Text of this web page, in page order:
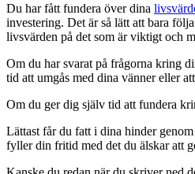
Du har fått fundera över dina
investering. Det är så lätt att bara
livsvärden på det som är viktigt och
Om du har svarat på frågorna kring
tid att umgås med dina vänner eller
Om du ger dig själv tid att fundera
Lättast får du fatt i dina hinder
fyller din fritid med det du älskar att